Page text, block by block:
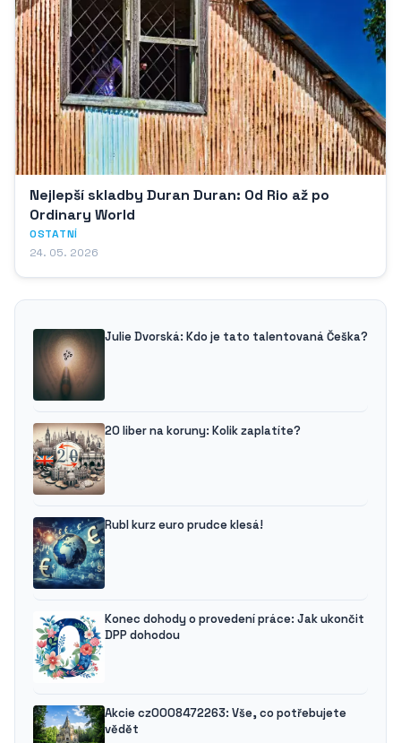
Nejlepší skladby Duran Duran: Od Rio až po
Ordinary World
OSTATNÍ
24. 05. 2026
Julie Dvorská: Kdo je tato talentovaná Češka?
20 liber na koruny: Kolik zaplatíte?
Rubl kurz euro prudce klesá!
Konec dohody o provedení práce: Jak ukončit
DPP dohodou
Akcie cz0008472263: Vše, co potřebujete
vědět